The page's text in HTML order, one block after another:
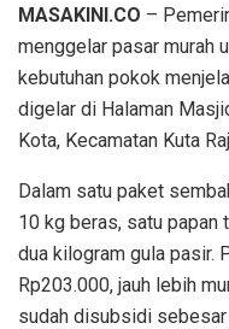
MASAKINI.CO –
menggelar pasar murah
kebutuhan pokok
digelar di Halaman
Kota, Kecamatan Kuta
Dalam satu paket
10 kg beras, satu papan
dua kilogram gula pasir.
Rp203.000, jauh lebih
sudah disubsidi